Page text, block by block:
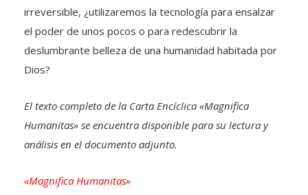
irreversible, ¿utilizaremos la tecnología para ensalzar
el poder de unos pocos o para redescubrir la
deslumbrante belleza de una humanidad habitada por
Dios?
El texto completo de la Carta Encíclica «Magnifica
Humanitas» se encuentra disponible para su lectura y
análisis en el documento adjunto.
«Magnifica Humanitas»